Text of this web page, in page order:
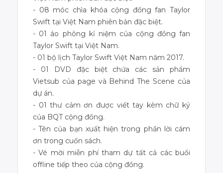
- 08 móc chìa khóa cộng đồng fan Taylor
Swift tại Việt Nam phiên bản đặc biệt.
- 01 áo phông kỉ niệm của cộng đồng fan
Taylor Swift tại Việt Nam.
- 01 bộ lịch Taylor Swift Việt Nam năm 2017.
- 01 DVD đặc biệt chứa các sản phẩm
Vietsub của page và Behind The Scene của
dự án.
- 01 thư cảm ơn được viết tay kèm chữ ký
của BQT cộng đồng.
- Tên của bạn xuất hiện trong phần lời cám
ơn trong cuốn sách.
- Vé mời miễn phí tham dự tất cả các buổi
offline tiếp theo của cộng đồng.